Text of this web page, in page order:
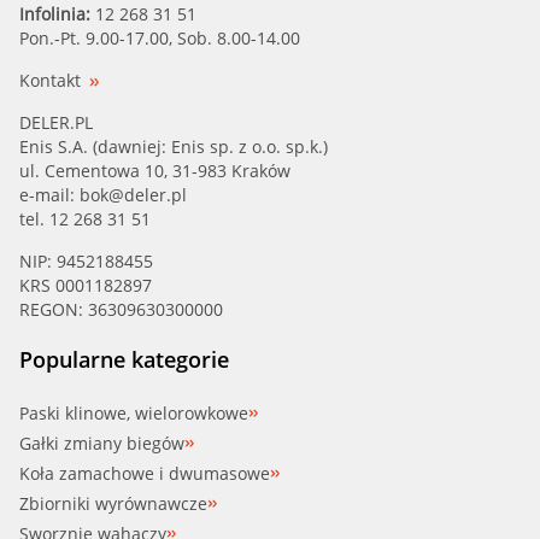
Infolinia: 12 268 31 51
Pon.-Pt. 9.00-17.00, Sob. 8.00-14.00
Kontakt
DELER.PL
Enis S.A. (dawniej: Enis sp. z o.o. sp.k.)
ul. Cementowa 10, 31-983 Kraków
e-mail: bok@deler.pl
tel. 12 268 31 51
NIP: 9452188455
KRS 0001182897
REGON: 36309630300000
Popularne kategorie
Paski klinowe, wielorowkowe
Gałki zmiany biegów
Koła zamachowe i dwumasowe
Zbiorniki wyrównawcze
Sworznie wahaczy